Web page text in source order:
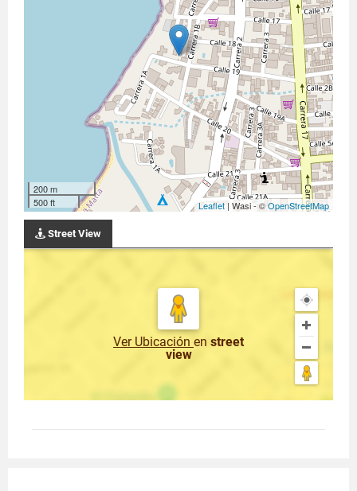
200 m
500 ft
Leaflet | Wasi - ©OpenStreetMap
Street View
Ver Ubicación en street
view